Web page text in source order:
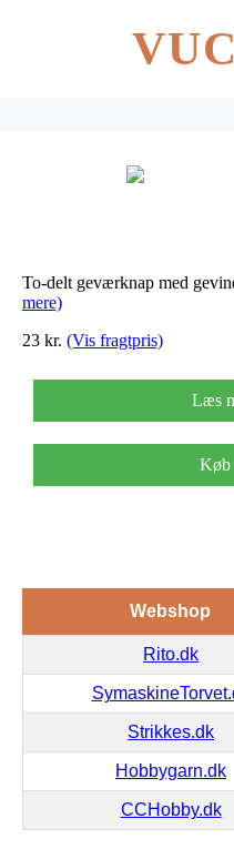
To-delt geværknap med
mere)
23 kr. (Vis fragtpris)
Læs
Køb
Webshop
Rito.dk
Strikkes.dk
Hobbygarn.dk
CCHobby.dk